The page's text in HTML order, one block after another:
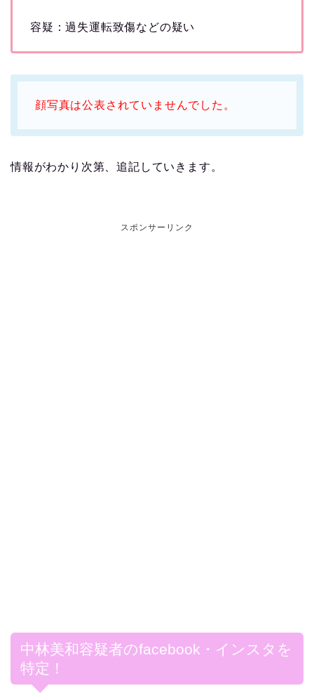
容疑：過失運転致傷などの疑い
顔写真は公表されていませんでした。
情報がわかり次第、追記していきます。
スポンサーリンク
中林美和容疑者のfacebook・インスタを
特定！